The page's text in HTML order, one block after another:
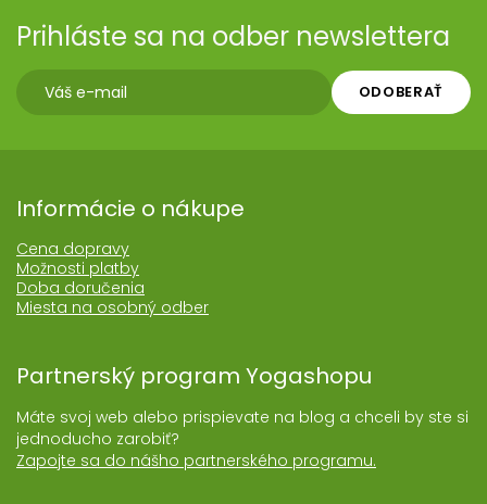
Prihláste sa na odber newslettera
ODOBERAŤ
Informácie o nákupe
Cena dopravy
Možnosti platby
Doba doručenia
Miesta na osobný odber
Partnerský program Yogashopu
Máte svoj web alebo prispievate na blog a chceli by ste si
jednoducho zarobiť?
Zapojte sa do nášho partnerského programu.